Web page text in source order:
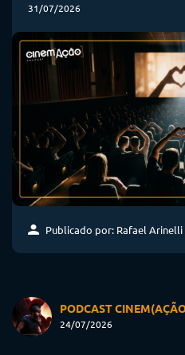
31/07/2026
Publicado por: Rafael Arinelli
PODCAST
24/07/2026